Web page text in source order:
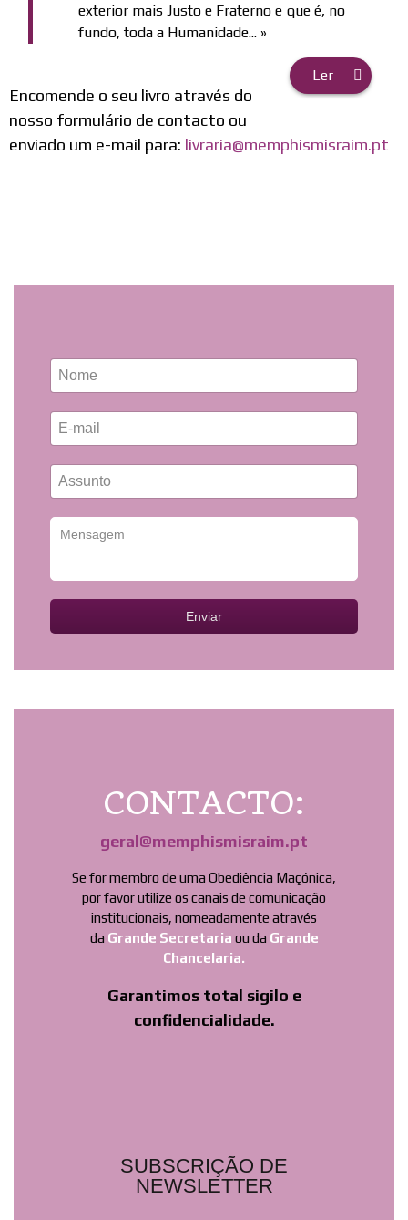
exterior mais Justo e Fraterno e que é, no
fundo, toda a Humanidade... »
Ler
Encomende o seu livro através do
nosso formulário de contacto ou
enviado um e-mail para: livraria@memphismisraim.pt
Enviar
CONTACTO:
geral@memphismisraim.pt
Se for membro de uma Obediência Maçónica,
por favor utilize os canais de comunicação
institucionais, nomeadamente através
da Grande Secretaria ou da Grande
Chancelaria.
Garantimos total sigilo e
confidencialidade.
SUBSCRIÇÃO DE
NEWSLETTER